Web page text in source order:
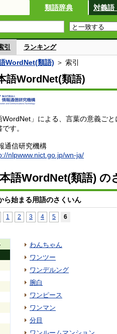
類語辞典 対義語
引 ランキング
WordNet(類語) ＞ 索引
語WordNet(類語)
WordNet」による、言葉の意義ご
す。
通信研究機構
nlpwww.nict.go.jp/wn-ja/
本語WordNet(類語) の
ら始まる用語のさくいん
1 2 3 4 5 6
わんちゃん
ワンツー
ワンデルング
腕白
ワンピース
ワンマン
分目